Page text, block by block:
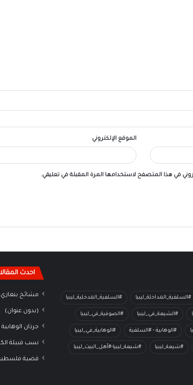
الموقع الإلكتروني
في هذا المتصفح لاستخدامها المرة المقبلة في تعليقي.
#السلفية_المداخلة_ليبيا #السلفية_المدخلية_ليبيا
#الشيعة_في_ليبيا #الصوفية_في_ليبيا
#الوهابية - #السلفية #الوهابية_في_ليبيا
#شيعة_ليبيا #شيعة_ليبيا-#أهل_البيت_ليبيا
احدث
مشائخ
(بدون عنوان)
جرذان
نسب قبيلة
قضية